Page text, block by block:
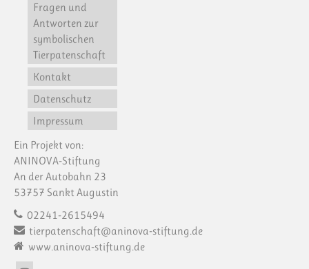
Fragen und
Antworten zur
symbolischen
Tierpatenschaft
Kontakt
Datenschutz
Impressum
Ein Projekt von:
ANINOVA-Stiftung
An der Autobahn 23
53757 Sankt Augustin
02241-2615494
tierpatenschaft@aninova-stiftung.de
www.aninova-stiftung.de